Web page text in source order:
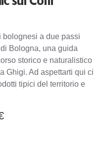
a due passi
Bologna, una guida
storico e naturalistico
Ghigi. Ad aspettarti qui ci
tipici del territorio e